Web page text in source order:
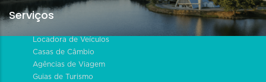
Serviços
Locadora de Veículos
Casas de Câmbio
Agências de Viagem
Guias de Turismo